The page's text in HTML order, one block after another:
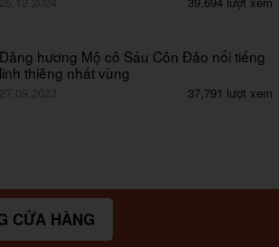
Dâng hương Mộ cô Sáu Côn Đảo nổi tiếng
linh thiêng nhất vùng
27.09.2023 37,791 lượt xem
CỬA HÀNG